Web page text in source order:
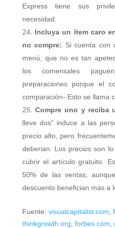
Express tiene sus
necesidad.
Incluya un ítem caro
no compre: Si cuenta con
menú, que no es tan
los comensales
preparaciones porque el
comparación- Esto se llama
Compre uno y reciba
lleve dos” induce a las
precio alto, pero
deberian. Los precios son
cubrir el artículo gratuito.
50% de las ventas,
descuento benefician más a
Fuente: visualcapitalist.com
thinkgrowth.org forbes.com